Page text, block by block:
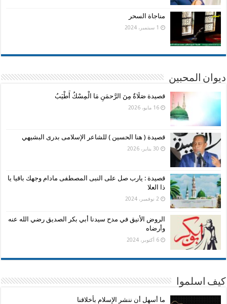
مناجاة السحر
1 سبتمبر، 2024
ديوان المحبين
قصيدة صَلَاةٌ مِنَ الرَّحمَنِ مَا الْمِسْكُ أَطْيَبُ
16 مايو، 2026
قصيدة ( هنا الحسين ) للشاعر الإسلامى بدرى البشيهي
30 يناير، 2026
قصيدة : يارب صل على النبى المصطفى مادام وجهك باقيا يا
ذا العلا
2 نوفمبر، 2024
الروض الأنيق في مدح سيدنا أبي بكر الصديق رضي الله عنه
وأرضاه
6 أكتوبر، 2024
كيف اسلموا
ما أسهل أن ننشر الإسلام بأخلاقنا